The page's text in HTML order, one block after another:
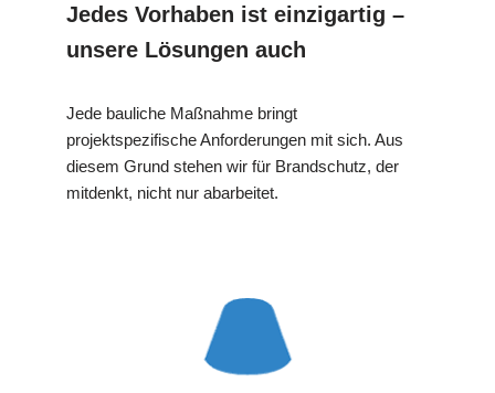
Jedes Vorhaben ist einzigartig –
unsere Lösungen auch
Jede bauliche Maßnahme bringt
projektspezifische Anforderungen mit sich. Aus
diesem Grund stehen wir für Brandschutz, der
mitdenkt, nicht nur abarbeitet.